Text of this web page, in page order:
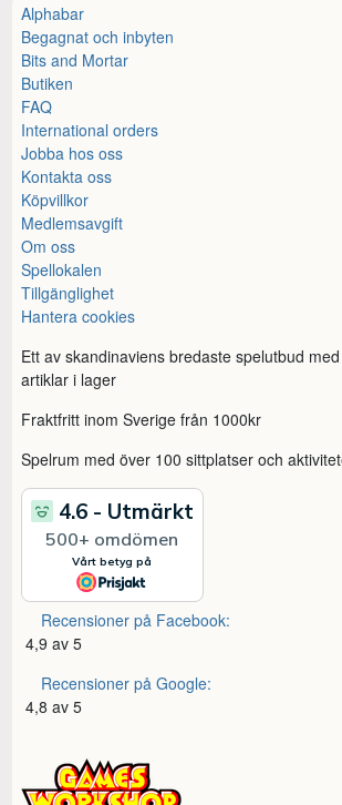
Alphabar
Begagnat och inbyten
Bits and Mortar
Butiken
FAQ
International orders
Jobba hos oss
Kontakta oss
Köpvillkor
Medlemsavgift
Om oss
Spellokalen
Tillgänglighet
Hantera cookies
Ett av skandinaviens bredaste spelutbud
artiklar i lager
Fraktfritt inom Sverige från 1000kr
Spelrum med över 100 sittplatser och
Recensioner på Facebook:
4,9 av 5
Recensioner på Google:
4,8 av 5